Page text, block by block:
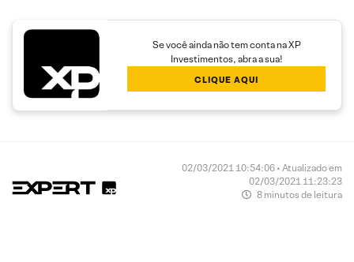
Se você ainda não tem conta na XP
Investimentos, abra a sua!
CLIQUE AQUI
02/03/2021 10:54:06 • Atualizado em
02/03/2021 11:23:23
8 minutos de leitura